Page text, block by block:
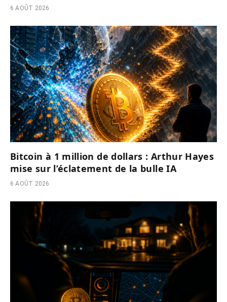
6 AOÛT 2026
Bitcoin à 1 million de dollars : Arthur Hayes
mise sur l’éclatement de la bulle IA
6 AOÛT 2026